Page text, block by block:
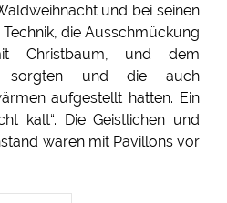
und bei seinen
die Ausschmückung
Christbaum, und dem
sorgten und die auch
aufgestellt hatten. Ein
kalt“. Die Geistlichen und
waren mit Pavillons vor